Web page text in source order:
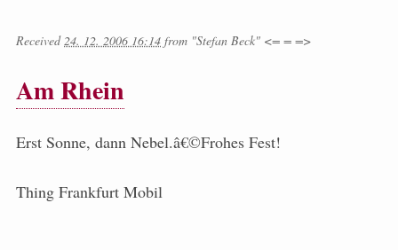
Received24. 12. 2006 16:14 from "Stefan Beck" <= = =>
Am Rhein
Erst Sonne, dann Nebel.â€©Frohes Fest!
Thing Frankfurt Mobil